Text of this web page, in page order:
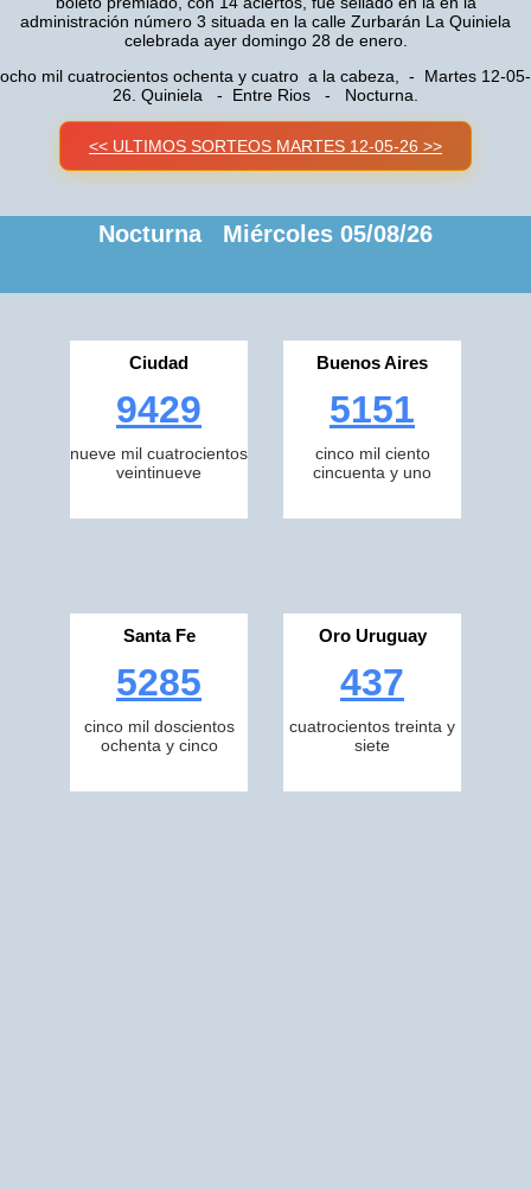
administración número 3 situada en la calle Zurbarán La Quiniela
celebrada ayer domingo 28 de enero.
ocho mil cuatrocientos ochenta y cuatro a la cabeza, - Martes 12-05-
26. Quiniela - Entre Rios - Nocturna.
<< ULTIMOS SORTEOS MARTES 12-05-26 >>
Nocturna Miércoles 05/08/26
Ciudad
9429
nueve mil cuatrocientos
veintinueve
Buenos Aires
5151
cinco mil ciento
cincuenta y uno
Santa Fe
5285
cinco mil doscientos
ochenta y cinco
Oro Uruguay
437
cuatrocientos treinta y
siete